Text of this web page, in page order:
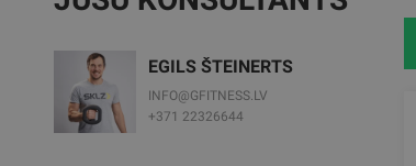
EGILS ŠTEINERTS
INFO@GFITNESS.LV
+371 22326644